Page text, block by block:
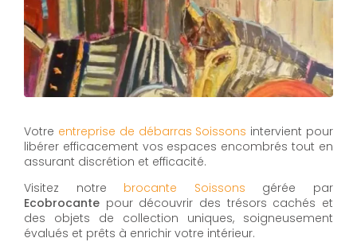
Votre entreprise de débarras Soissons intervient pour
libérer efficacement vos espaces encombrés tout en
assurant discrétion et efficacité.
Visitez notre brocante Soissons gérée par
Ecobrocante pour découvrir des trésors cachés et
des objets de collection uniques, soigneusement
évalués et prêts à enrichir votre intérieur.